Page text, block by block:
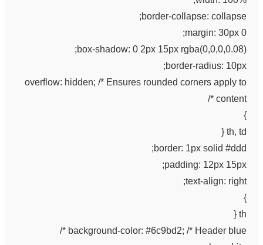
border-collapse: collapse;
margin: 30px 0;
box-shadow: 0 2px 15px rgba(0,0,0,0.08);
border-radius: 10px;
overflow: hidden; /* Ensures rounded corners apply to
content */
}
th, td {
border: 1px solid #ddd;
padding: 12px 15px;
text-align: right;
}
th {
background-color: #6c9bd2; /* Header blue */